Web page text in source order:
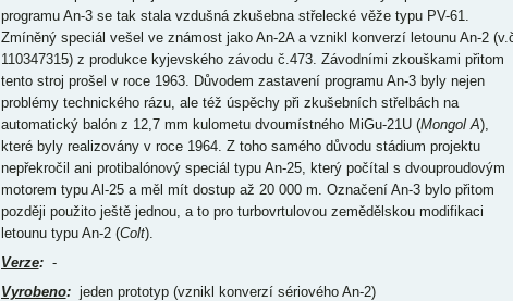
programu An-3 se tak stala vzdušná zkušebna střelecké věže typu PV-61.
Zmíněný speciál vešel ve známost jako An-2A a vznikl konverzí letounu An-2
110347315) z produkce kyjevského závodu č.473. Závodními zkouškami přitom
tento stroj prošel v roce 1963. Důvodem zastavení programu An-3 byly nejen
problémy technického rázu, ale též úspěchy při zkušebních střelbách na
automatický balón z 12,7 mm kulometu dvoumístného MiGu-21U (Mongol A),
které byly realizovány v roce 1964. Z toho samého důvodu stádium projektu
nepřekročil ani protibalónový speciál typu An-25, který počítal s dvouproudovým
motorem typu Al-25 a měl mít dostup až 20 000 m. Označení An-3 bylo přitom
později použito ještě jednou, a to pro turbovrtulovou zemědělskou modifikaci
letounu typu An-2 (Colt).
Verze:-
Vyrobeno:jeden prototyp (vznikl konverzí sériového An-2)